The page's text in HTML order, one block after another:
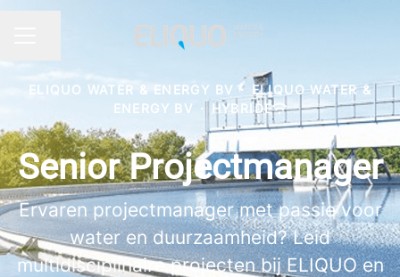
ELIQUO WATER & ENERGY BV · ELIQUO WATER &
ENERGY BV · HYBRIDE
Senior Projectmanager
Ervaren projectmanager met passie voor
water en duurzaamheid? Leid
multidisciplinaire projecten bij ELIQUO en